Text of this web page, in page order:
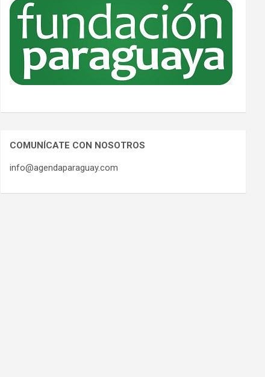
COMUNÍCATE CON NOSOTROS
info@agendaparaguay.com